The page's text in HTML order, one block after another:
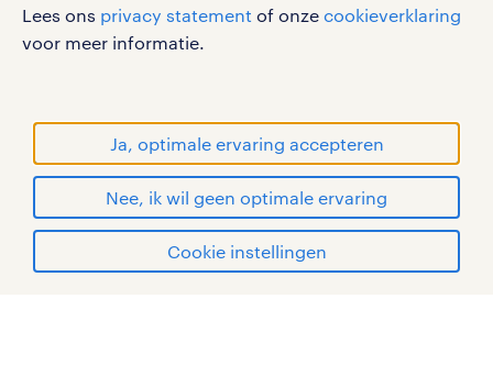
Lees ons privacy statement of onze cookieverklaring
voor meer informatie.
Ja, optimale ervaring accepteren
Nee, ik wil geen optimale ervaring
Cookie instellingen
handelsmerken van Randstad N.V.
© Randstad 2026